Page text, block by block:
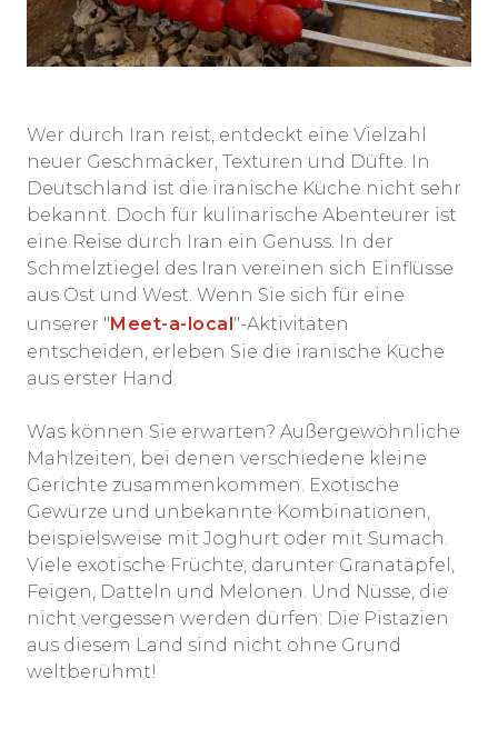
Wer durch Iran reist, entdeckt eine Vielzahl
neuer Geschmäcker, Texturen und Düfte. In
Deutschland ist die iranische Küche nicht sehr
bekannt. Doch für kulinarische Abenteurer ist
eine Reise durch Iran ein Genuss. In der
Schmelztiegel des Iran vereinen sich Einflüsse
aus Ost und West. Wenn Sie sich für eine
unserer " Meet-a-local "-Aktivitäten
entscheiden, erleben Sie die iranische Küche
aus erster Hand.
Was können Sie erwarten? Außergewöhnliche
Mahlzeiten, bei denen verschiedene kleine
Gerichte zusammenkommen. Exotische
Gewürze und unbekannte Kombinationen,
beispielsweise mit Joghurt oder mit Sumach.
Viele exotische Früchte, darunter Granatäpfel,
Feigen, Datteln und Melonen. Und Nüsse, die
nicht vergessen werden dürfen: Die Pistazien
aus diesem Land sind nicht ohne Grund
weltberühmt!